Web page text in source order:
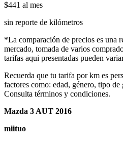
$441 al mes
sin reporte de kilómetros
*La comparación de precios es una
mercado, tomada de varios
tarifas aqui presentadas pueden
Recuerda que tu tarifa por km es
factores como: edad, género, tipo
Consulta términos y condiciones.
Mazda 3 AUT 2016
miituo